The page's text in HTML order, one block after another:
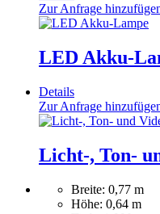
Zur Anfrage
LED Akku-
Details
Zur Anfrage
Licht-, Ton-
Breite: 0,77 m
Höhe: 0,64 m